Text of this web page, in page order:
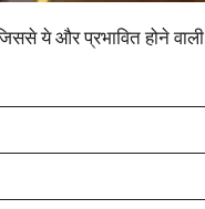
ये और प्रभावित होने वाली